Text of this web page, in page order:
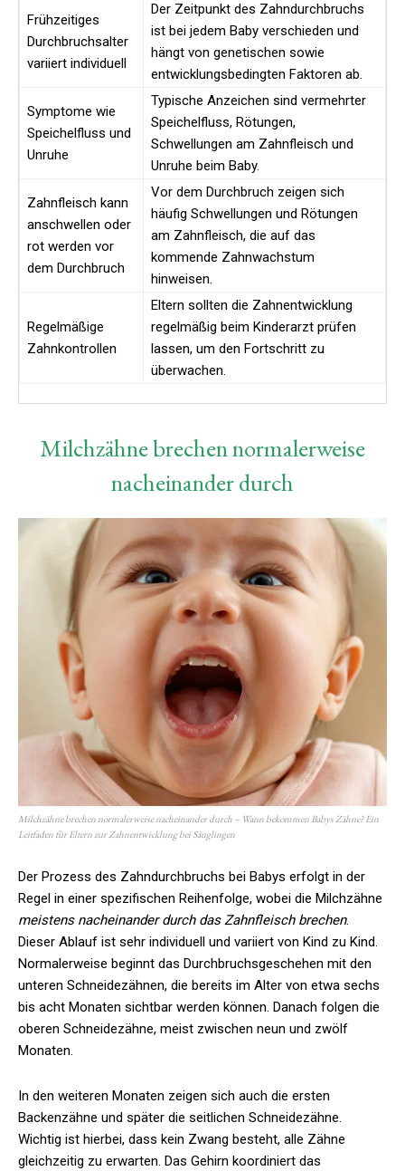
Frühzeitiges
Durchbruchsalter
variiert individuell
Der Zeitpunkt des Zahndurchbruchs
ist bei jedem Baby verschieden und
hängt von genetischen sowie
entwicklungsbedingten Faktoren ab.
Symptome wie
Speichelfluss und
Unruhe
Typische Anzeichen sind vermehrter
Speichelfluss, Rötungen,
Schwellungen am Zahnfleisch und
Unruhe beim Baby.
Zahnfleisch kann
anschwellen oder
rot werden vor
dem Durchbruch
Vor dem Durchbruch zeigen sich
häufig Schwellungen und Rötungen
am Zahnfleisch, die auf das
kommende Zahnwachstum
hinweisen.
Regelmäßige
Zahnkontrollen
Eltern sollten die Zahnentwicklung
regelmäßig beim Kinderarzt prüfen
lassen, um den Fortschritt zu
überwachen.
Milchzähne brechen normalerweise
nacheinander durch
Milchzähne brechen normalerweise nacheinander durch – Wann bekommen Babys Zähne? Ein
Leitfaden für Eltern zur Zahnentwicklung bei Säuglingen
Der Prozess des Zahndurchbruchs bei Babys erfolgt in der
Regel in einer spezifischen Reihenfolge, wobei die Milchzähne
meistens nacheinander durch das Zahnfleisch brechen.
Dieser Ablauf ist sehr individuell und variiert von Kind zu Kind.
Normalerweise beginnt das Durchbruchsgeschehen mit den
unteren Schneidezähnen, die bereits im Alter von etwa sechs
bis acht Monaten sichtbar werden können. Danach folgen die
oberen Schneidezähne, meist zwischen neun und zwölf
Monaten.
In den weiteren Monaten zeigen sich auch die ersten
Backenzähne und später die seitlichen Schneidezähne.
Wichtig ist hierbei, dass kein Zwang besteht, alle Zähne
gleichzeitig zu erwarten. Das Gehirn koordiniert das